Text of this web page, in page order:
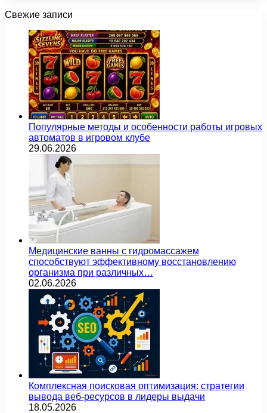
Свежие записи
Популярные методы и особенности работы игровых
автоматов в игровом клубе
29.06.2026
Медицинские ванны с гидромассажем
способствуют эффективному восстановлению
организма при различных…
02.06.2026
Комплексная поисковая оптимизация: стратегии
вывода веб-ресурсов в лидеры выдачи
18.05.2026